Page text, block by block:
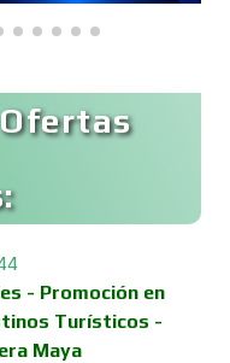
- Promoción en
Turísticos -
Maya